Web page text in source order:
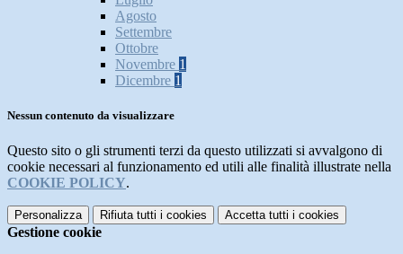
Agosto
Settembre
Ottobre
Novembre 1
Dicembre 1
Nessun contenuto da visualizzare
Questo sito o gli strumenti terzi da questo utilizzati si avvalgono di
cookie necessari al funzionamento ed utili alle finalità illustrate nella
COOKIE POLICY.
Personalizza Rifiuta tutti i cookies Accetta tutti i cookies
Gestione cookie